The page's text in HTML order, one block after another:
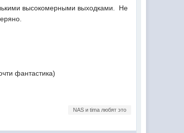
высокомерными выходками. Не
фантастика)
NAS и tima любят это